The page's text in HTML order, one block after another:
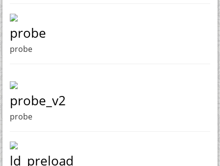
probe
probe
probe_v2
probe
ld_preload